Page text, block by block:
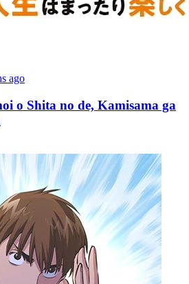
ago
o Shita no de, Kamisama ga